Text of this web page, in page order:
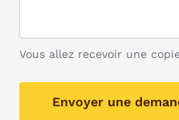
Vous allez recevoir une
Envoyer une